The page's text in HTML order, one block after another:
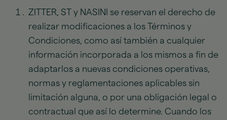
ZITTER, ST y NASINI se reservan el derecho de
realizar modificaciones a los Términos y
Condiciones, como así también a cualquier
información incorporada a los mismos a fin de
adaptarlos a nuevas condiciones operativas,
normas y reglamentaciones aplicables sin
limitación alguna, o por una obligación legal o
contractual que así lo determine. Cuando los